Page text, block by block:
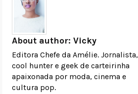
About author: Vicky
Editora Chefe da Amélie. Jornalista,
cool hunter e geek de carteirinha
apaixonada por moda, cinema e
cultura pop.